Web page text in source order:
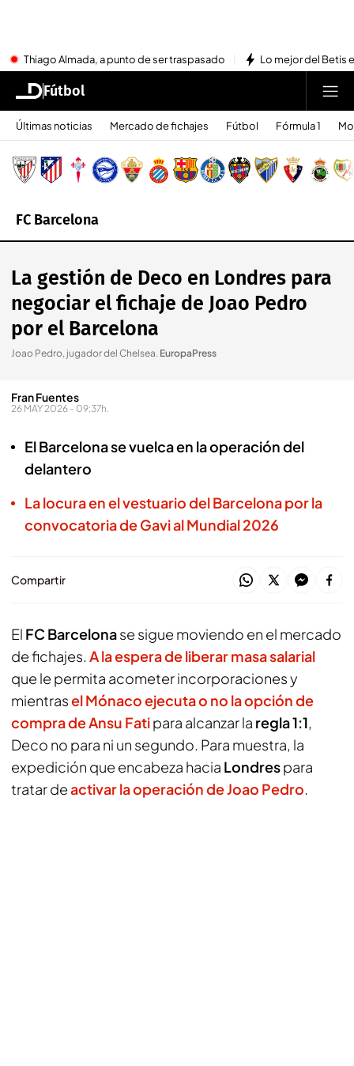
Thiago Almada, a punto de ser traspasado Lo mejor del Betis
Fútbol
Últimas noticias Mercado de fichajes Fútbol Fórmula 1
FC Barcelona
La gestión de Deco en Londres para
negociar el fichaje de Joao Pedro
por el Barcelona
Joao Pedro, jugador del Chelsea. EuropaPress
Fran Fuentes
26 MAY 2026 - 09:37h.
El Barcelona se vuelca en la operación del
delantero
La locura en el vestuario del Barcelona por la
convocatoria de Gavi al Mundial 2026
Compartir
El FC Barcelonase sigue moviendo en el mercado
de fichajes. A la espera de liberar masa salarial
que le permita acometer incorporaciones y
mientrasel Mónaco ejecuta o no la opción de
compra deAnsu Fatipara alcanzar la regla 1:1,
Deco no para ni un segundo. Para muestra, la
expedición que encabeza hacia Londrespara
tratar deactivar la operación deJoao Pedro.